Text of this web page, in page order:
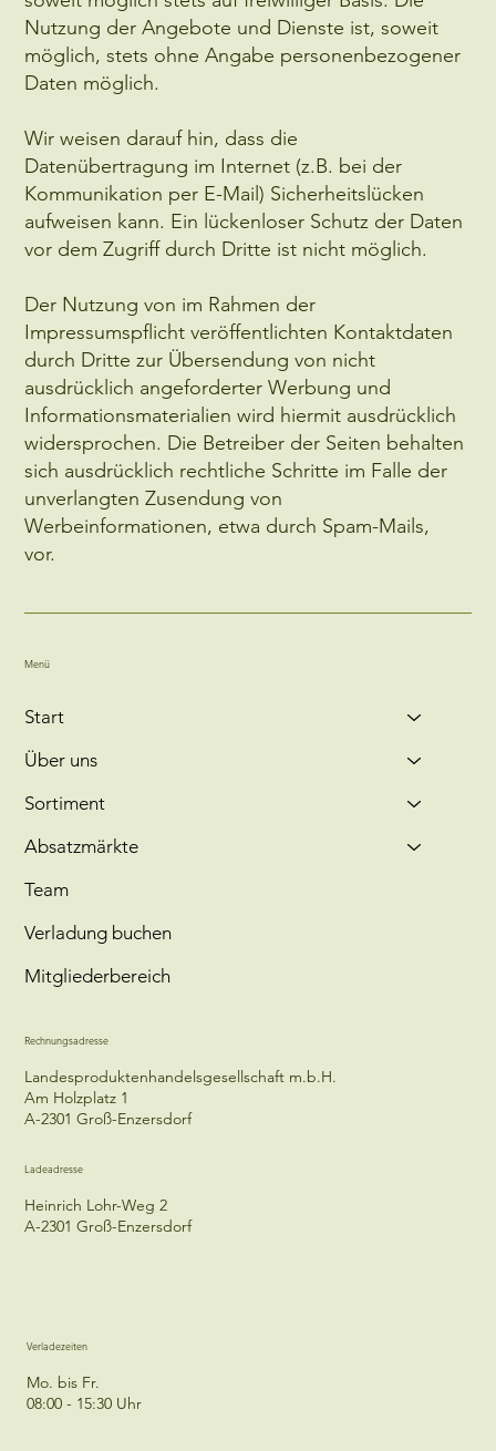
Nutzung der Angebote und Dienste ist, soweit
möglich, stets ohne Angabe personenbezogener
Daten möglich.
Wir weisen darauf hin, dass die
Datenübertragung im Internet (z.B. bei der
Kommunikation per E-Mail) Sicherheitslücken
aufweisen kann. Ein lückenloser Schutz der Daten
vor dem Zugriff durch Dritte ist nicht möglich.
Der Nutzung von im Rahmen der
Impressumspflicht veröffentlichten Kontaktdaten
durch Dritte zur Übersendung von nicht
ausdrücklich angeforderter Werbung und
Informationsmaterialien wird hiermit ausdrücklich
widersprochen. Die Betreiber der Seiten behalten
sich ausdrücklich rechtliche Schritte im Falle der
unverlangten Zusendung von
Werbeinformationen, etwa durch Spam-Mails,
vor.
Menü
Start
Über uns
Sortiment
Absatzmärkte
Team
Verladung buchen
Mitgliederbereich
Rechnungsadresse
Landesproduktenhandelsgesellschaft m.b.H.
Am Holzplatz 1
A-2301 Groß-Enzersdorf
Ladeadresse
Heinrich Lohr-Weg 2
A-2301 Groß-Enzersdorf
Verladezeiten
Mo. bis Fr.
08:00 - 15:30 Uhr